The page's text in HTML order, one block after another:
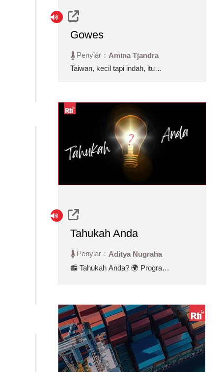
Gowes
Penyiar： Amina Tjandra
Taiwan, kecil tapi indah, itu
bersama dengan penyiar untuk
mendengar, melihat, merasakan
dan menikmati lewat udara
semua hal tentang wisata di
Taiwan. Yang pasti seru deh~
Tahukah Anda
Penyiar： Aditya Nugraha
📻 Tahukah Anda? 🌍 Program
Indonesia, hingga mancanegara.
Temukan hal-hal baru yang
menambah wawasan Anda di
setiap episodenya!